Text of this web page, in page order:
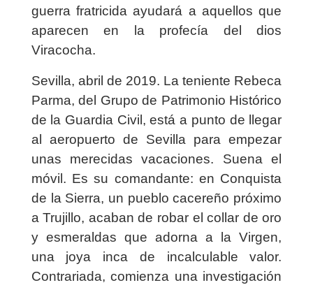
guerra fratricida ayudará a aquellos que
aparecen en la profecía del dios
Viracocha.
Sevilla, abril de 2019. La teniente Rebeca
Parma, del Grupo de Patrimonio Histórico
de la Guardia Civil, está a punto de llegar
al aeropuerto de Sevilla para empezar
unas merecidas vacaciones. Suena el
móvil. Es su comandante: en Conquista
de la Sierra, un pueblo cacereño próximo
a Trujillo, acaban de robar el collar de oro
y esmeraldas que adorna a la Virgen,
una joya inca de incalculable valor.
Contrariada, comienza una investigación